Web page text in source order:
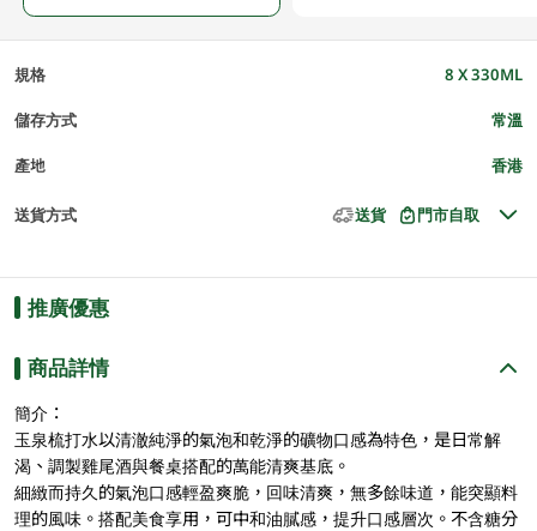
規格 8 X 330ML
儲存方式 常溫
產地 香港
送貨方式 送貨 門市自取
推廣優惠
商品詳情
簡介：
玉泉梳打水以清澈純淨的氣泡和乾淨的礦物口感為特色，是日常解
渴、調製雞尾酒與餐桌搭配的萬能清爽基底。
細緻而持久的氣泡口感輕盈爽脆，回味清爽，無多餘味道，能突顯料
理的風味。搭配美食享用，可中和油膩感，提升口感層次。不含糖分